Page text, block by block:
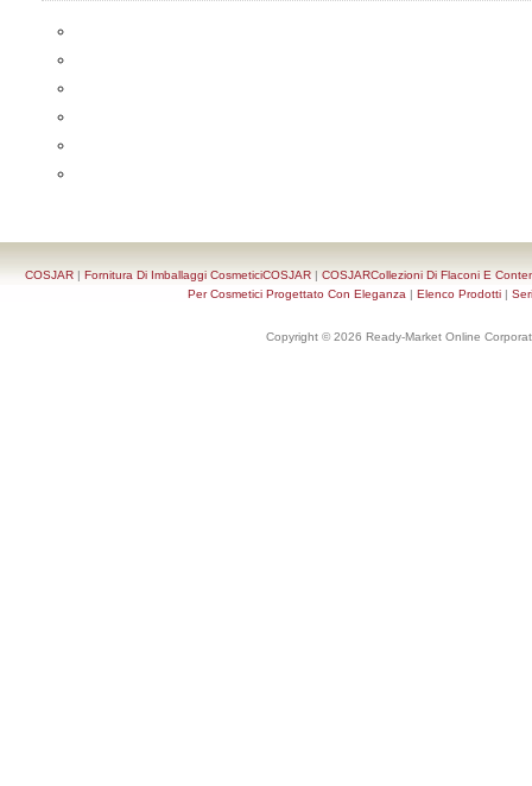
COSJAR | Fornitura Di Imballaggi CosmeticiCOSJAR | COSJARCollezioni Di Flaconi E
Per Cosmetici Progettato Con Eleganza | Elenco Prodotti|
Copyright © 2026 Ready-Market Online